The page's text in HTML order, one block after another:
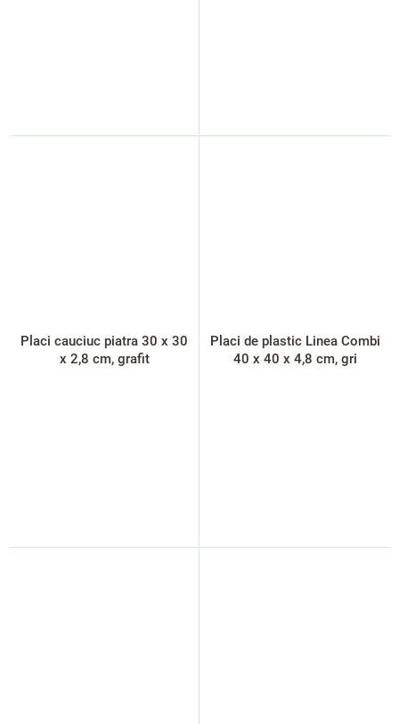
Placi cauciuc piatra 30 x 30
x 2,8 cm, grafit
Placi de plastic Linea Combi
40 x 40 x 4,8 cm, gri